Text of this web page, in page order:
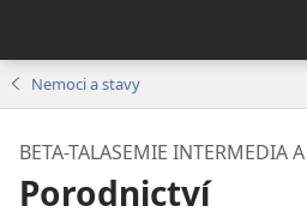
Nemoci a stavy
BETA-TALASEMIE INTERMEDIA
Porodnictví